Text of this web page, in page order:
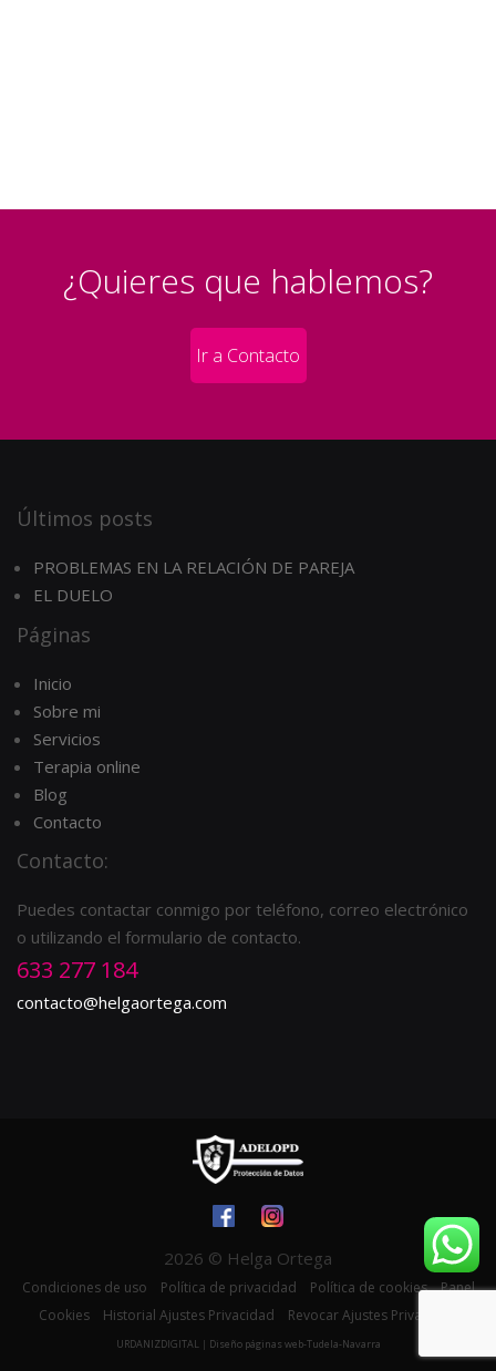
¿Quieres que hablemos?
Ir a Contacto
Últimos posts
PROBLEMAS EN LA RELACIÓN DE PAREJA
EL DUELO
Páginas
Inicio
Sobre mi
Servicios
Terapia online
Blog
Contacto
Contacto:
Puedes contactar conmigo por teléfono, correo electrónico
o utilizando el formulario de contacto.
633 277 184
contacto@helgaortega.com
2026 © Helga Ortega
Condiciones de uso Política de privacidad Política de cookies
Panel
Cookies
Historial Ajustes Privacidad Revocar Ajustes Privacidad
URDANIZDIGITAL| Diseño páginas web-Tudela-Navarra